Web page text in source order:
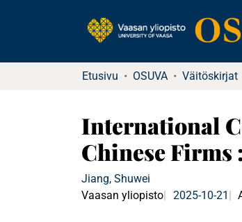
Etusivu OSUVA Väitöskirjat
International
Chinese
Jiang, Shuwei
Vaasan yliopisto
2025-10-21